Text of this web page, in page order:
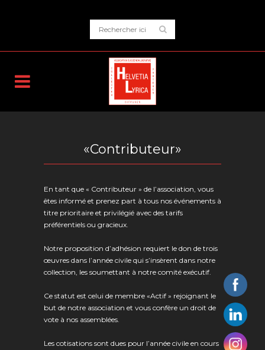
«Contributeur»
En tant que « Contributeur » de l’association, vous
êtes informé et prenez part à tous nos événements à
titre prioritaire et privilégié avec des tarifs
préférentiels ou gracieux.
Notre proposition d’adhésion requiert le don de trois
œuvres dans l’année civile qui s’insèrent dans notre
collection, les soumettant à notre comité exécutif.
Ce statut est celui de membre «Actif » rejoignant le
but de notre association et vous confère un droit de
vote à nos assemblées.
Les cotisations sont dues pour l’année civile en cours